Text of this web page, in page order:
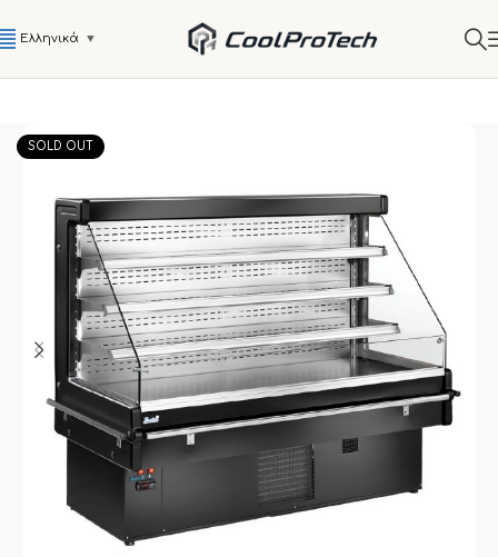
Ελληνικά ▼
SOLD OUT